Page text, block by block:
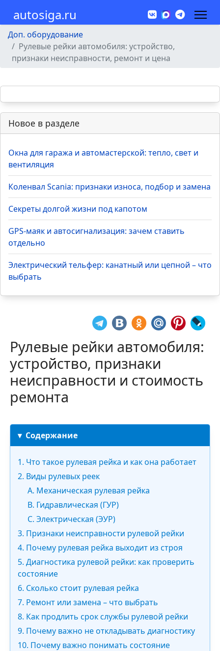
autosiga.ru
Доп. оборудование
Рулевые рейки автомобиля: устройство,
признаки неисправности, ремонт и цена
Новое в разделе
Окна для гаража и автомастерской: тепло, свет и
вентиляция
Коленвал Scania: признаки износа, подбор и замена
Секреты долгой жизни под капотом
GPS-маяк и автосигнализация: зачем ставить
отдельно
Электрический тельфер: канатный или цепной – что
выбрать
Рулевые рейки автомобиля:
устройство, признаки
неисправности и стоимость
ремонта
Содержание
1. Что такое рулевая рейка и как она работает
2. Виды рулевых реек
A. Механическая рулевая рейка
B. Гидравлическая (ГУР)
C. Электрическая (ЭУР)
3. Признаки неисправности рулевой рейки
4. Почему рулевая рейка выходит из строя
5. Диагностика рулевой рейки: как проверить
состояние
6. Сколько стоит рулевая рейка
7. Ремонт или замена – что выбрать
8. Как продлить срок службы рулевой рейки
9. Почему важно не откладывать диагностику
10. Почему важно понимать состояние